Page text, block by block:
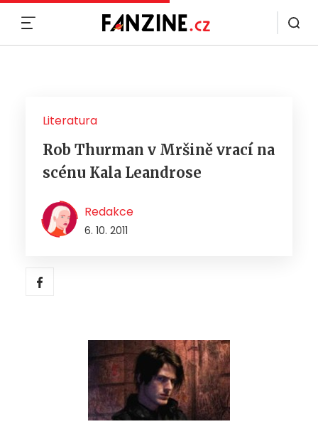
Literatura
Rob Thurman v Mršině vrací na
scénu Kala Leandrose
Redakce
6. 10. 2011